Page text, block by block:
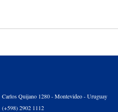
Carlos Quijano 1280 - Montevideo - Uruguay
(+598) 2902 1112